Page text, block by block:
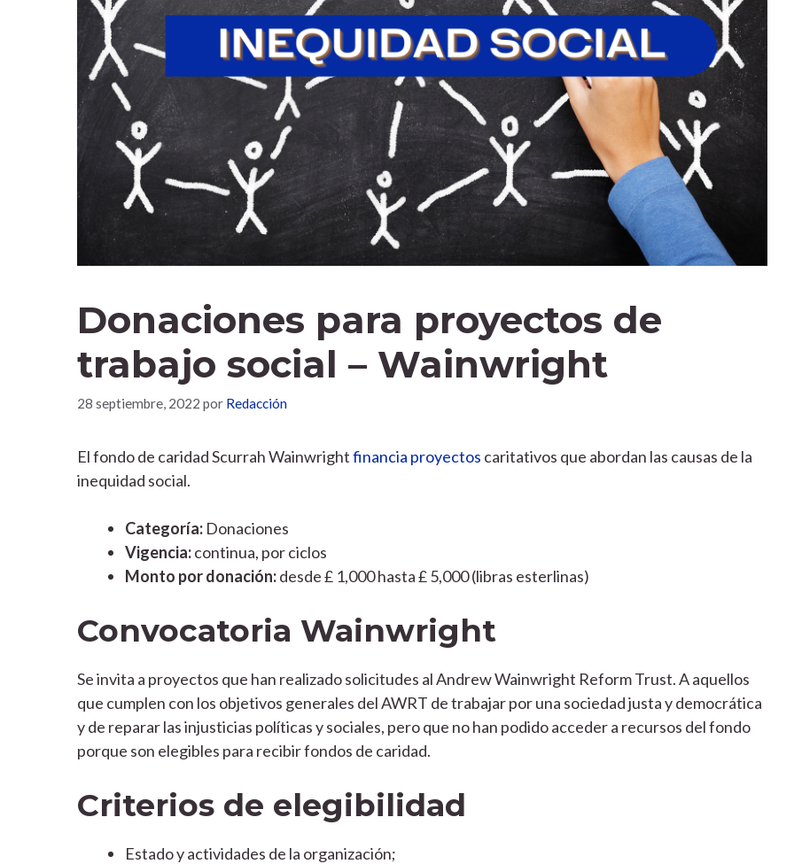
Donaciones para proyectos de
trabajo social – Wainwright
28 septiembre, 2022 por Redacción
El fondo de caridad Scurrah Wainwrightfinancia proyectos caritativos que abordan las causas de la
inequidad social.
Categoría: Donaciones
Vigencia:continua, por ciclos
Monto por donación:desde £ 1,000 hasta £ 5,000 (libras esterlinas)
Convocatoria Wainwright
Se invita a proyectos que han realizado solicitudes al Andrew Wainwright Reform Trust. A aquellos
que cumplen con los objetivos generales del AWRT de trabajar por una sociedad justa y democrática
y de reparar las injusticias políticas y sociales, pero que no han podido acceder a recursos del fondo
porque son elegibles para recibir fondos de caridad.
Criterios de elegibilidad
Estado y actividades de la organización;